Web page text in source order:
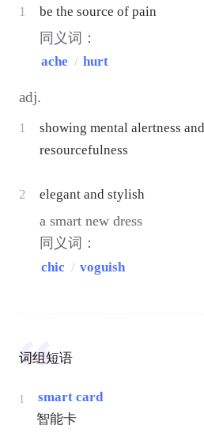
1 be the source of pain
同义词：
ache / hurt
adj.
1
showing mental alertness
resourcefulness
2 elegant and stylish
a smart new dress
同义词：
chic / voguish
词组短语
1
smart card
智能卡